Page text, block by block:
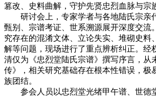
篡改、史料曲解，守护先贤忠烈血脉与宗
研讨会上，专家学者与各地陆氏宗亲
甄别、宗谱考证、世系溯源展开深度交流
究存在的混淆文体、立论失实、堆砌史料
解等问题，现场进行了重点辨析纠正。经
清仅为《忠烈堂陆氏宗谱》撰写序言，从
传》，相关研究基础存在根本性错误，极
族团结。
参会人员以忠烈堂光绪甲午谱、世德